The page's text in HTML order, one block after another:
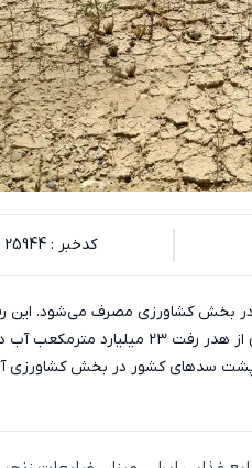
کدخبر : 25944
82 میلیارد مترمکعب آب در بخش کشاورزی مصرف می‌شود.
باتوجه به میزان ضایعات زنجیره تامین در بخش کشاورزی نشان از هدر رفت 23
بیش از آب پشت سدهای کشور در بخش